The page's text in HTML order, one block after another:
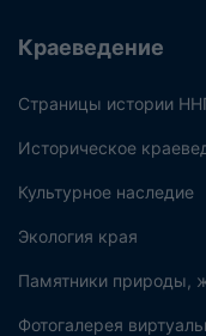
Краеведение
Страницы истории
Историческое
Культурное наследие
Экология края
Памятники природы,
Фотогалерея